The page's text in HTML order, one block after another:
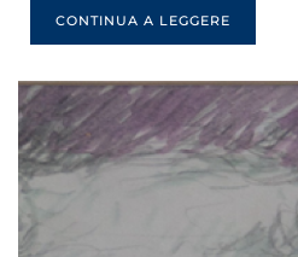
CONTINUA A LEGGERE